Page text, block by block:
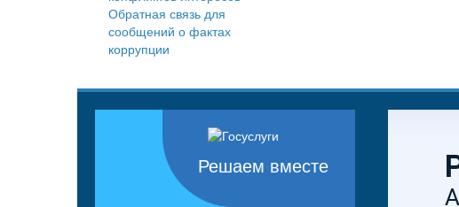
Обратная связь для
сообщений о фактах
коррупции
Решаем вместе